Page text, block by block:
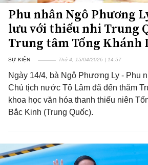
Phu nhân Ngô Phương
lưu với thiếu nhi Trung
Trung tâm Tống Khánh
SỰ KIỆN Thứ 4, 15/04/2026 | 14:57
Ngày 14/4, bà Ngô Phương Ly - Phu
Chủ tịch nước Tô Lâm đã đến thăm
khoa học văn hóa thanh thiếu niên
Bắc Kinh (Trung Quốc).